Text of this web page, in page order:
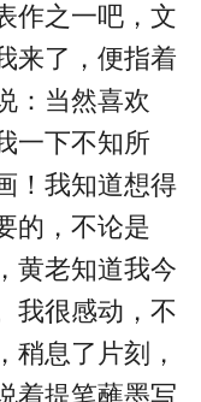
作之一吧，文
来了，便指着
：当然喜欢
一下不知所
！我知道想得
的，不论是
黄老知道我今
我很感动，不
稍息了片刻，
着提笔蘸墨写